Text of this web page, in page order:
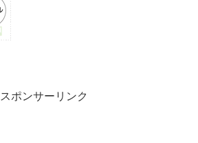
スポンサーリンク